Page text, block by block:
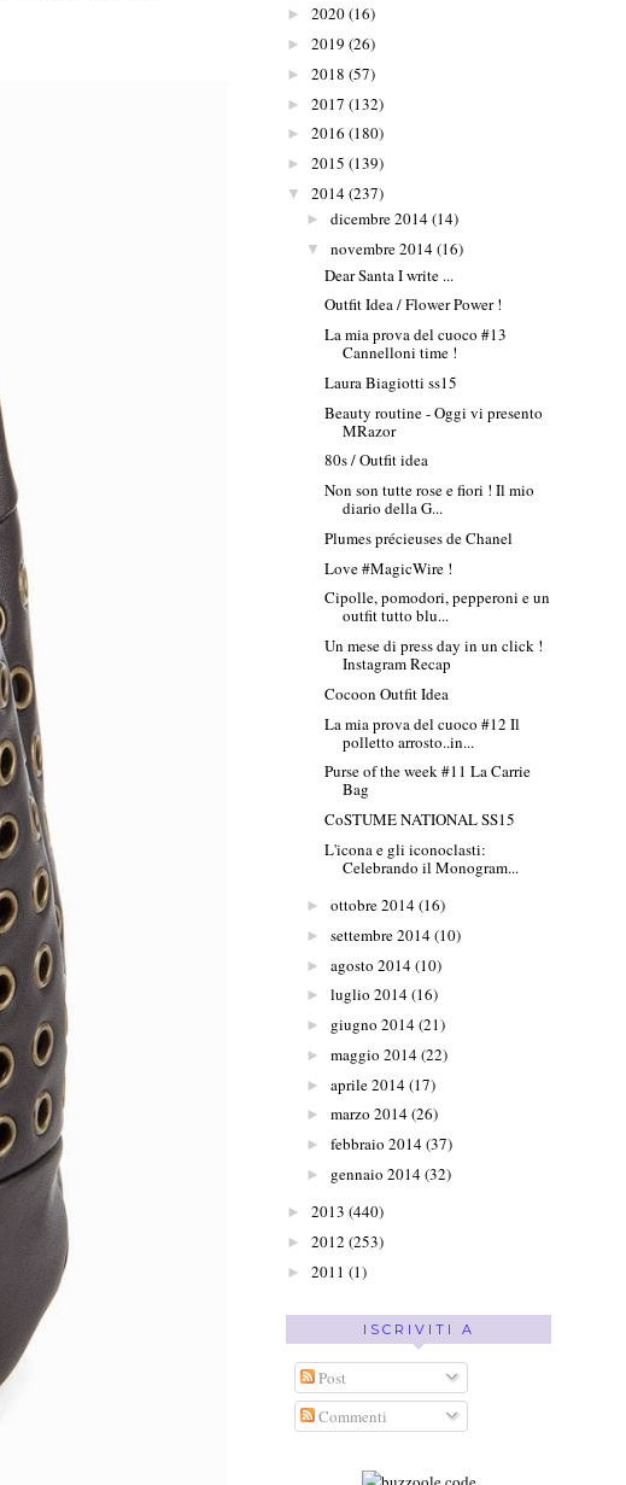
► 2020(16)
► 2019 (26)
► 2018 (57)
► 2017 (132)
► 2016 (180)
► 2015 (139)
▼ 2014(237)
► dicembre 2014(14)
▼ novembre 2014(16)
Dear Santa I write ...
Outfit Idea / Flower Power !
La mia prova del cuoco #13
Cannelloni time !
Laura Biagiotti ss15
Beauty routine - Oggi vi presento
MRazor
80s / Outfit idea
Non son tutte rose e fiori ! Il mio
diario della G...
Plumes précieuses de Chanel
Love #MagicWire !
Cipolle, pomodori, pepperoni e un
outfit tutto blu...
Un mese di press day in un click !
Instagram Recap
Cocoon Outfit Idea
La mia prova del cuoco #12 Il
polletto arrosto..in...
Purse of the week #11 La Carrie
Bag
CoSTUME NATIONAL SS15
L'icona e gli iconoclasti:
Celebrando il Monogram...
► ottobre 2014(16)
► settembre 2014(10)
► agosto 2014(10)
► luglio 2014(16)
► giugno 2014(21)
► maggio 2014(22)
► aprile 2014(17)
► marzo 2014(26)
► febbraio 2014(37)
► gennaio 2014(32)
► 2013 (440)
► 2012 (253)
► 2011 (1)
ISCRIVITI A
Post
Commenti